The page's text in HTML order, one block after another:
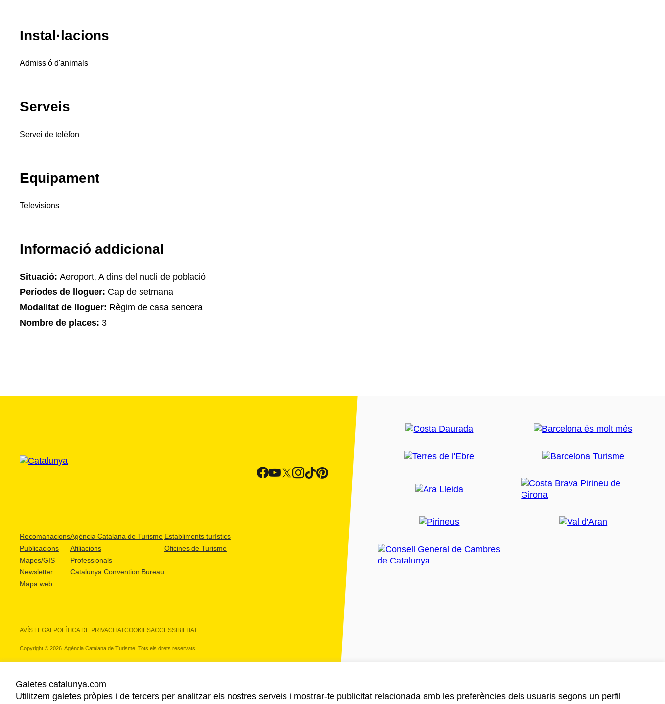
Instal·lacions
Admissió d'animals
Serveis
Servei de telèfon
Equipament
Televisions
Informació addicional
Situació: Aeroport, A dins del nucli de població
Períodes de lloguer: Cap de setmana
Modalitat de lloguer: Règim de casa sencera
Nombre de places: 3
Recomanacions
Publicacions
Mapes/GIS
Newsletter
Mapa web
Agència Catalana de Turisme
Afiliacions
Professionals
Catalunya Convention Bureau
Establiments turístics
Oficines de Turisme
AVÍS LEGALPOLÍTICA DE PRIVACITATCOOKIESACCESSIBILITAT
Copyright © 2026. Agència Catalana de Turisme. Tots els drets reservats.
Galetes catalunya.com
Utilitzem galetes pròpies i de tercers per analitzar els nostres serveis i mostrar-te publicitat relacionada amb les preferències dels usuaris segons un perfil